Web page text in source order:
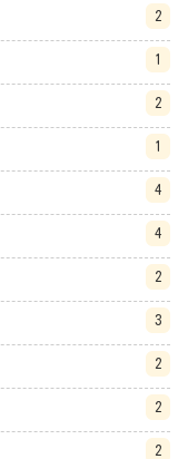
2
1
2
1
4
4
2
3
2
2
2